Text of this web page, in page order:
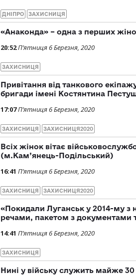
ДНІПРО ЗАХИСНИЦЯ
«Анаконда» – одна з перших
20:52П’ятниця 6 Березня, 2020
ЗАХИСНИЦЯ
Привітання від танкового
бригади імені Костянтина
17:07П’ятниця 6 Березня, 2020
ЗАХИСНИЦЯ ЗАХИСНИЦЯ2020
Всіх жінок вітає
(м.Кам’янець-Подiльський)
16:41 П’ятниця 6 Березня, 2020
ЗАХИСНИЦЯ ЗАХИСНИЦЯ2020
«Покидали Луганськ у 2014-му з
речами, пакетом з документами
14:41 П’ятниця 6 Березня, 2020
ЗАХИСНИЦЯ
Нині у війську служить майже